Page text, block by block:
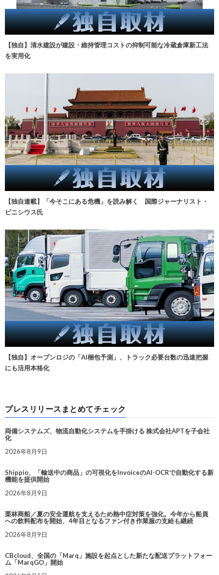
【独自】清水建設が建設・維持管理コストの抑制可能な冷蔵倉庫新工法
を実用化
【独自連載】「今そこにある危機」を読み解く 国際ジャーナリスト・
ビニシウス氏
【独自】オープンロジの「AI梱包予測」、トラック必要台数の迅速把握
にも活用本格化
プレスリリースまとめてチェック
両備システムズ、物流自動化システムを手掛ける 株式会社APTを子会社
化
2026年8月9日
Shippio、「輸送中の商品」の可視化をInvoiceのAI-OCRで自動化する新
機能を提供開始
2026年8月9日
栗林商船／夏の安全運航を支えるため熱中症対策を強化。今年から船員
への飲料配布を開始、4年目となるファン付き作業服の支給も継続
2026年8月9日
CBcloud、全国の「Marq」施設を起点とした新たな配送プラットフォー
ム「MarqGO」開始